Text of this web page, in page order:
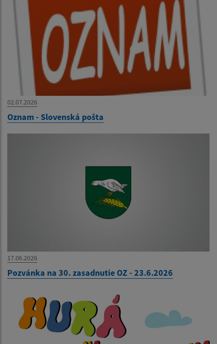
02.07.2026
Oznam - Slovenská pošta
17.06.2026
Pozvánka na 30. zasadnutie OZ - 23.6.2026